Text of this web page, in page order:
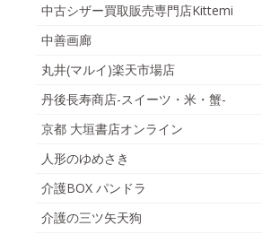
中古シザー買取販売専門店Kittemi
中善画廊
丸井(マルイ)楽天市場店
丹後長寿商店-スイーツ・米・蟹-
京都 大垣書店オンライン
人形のゆめさき
介護BOX パンドラ
介護の三ツ矢天狗